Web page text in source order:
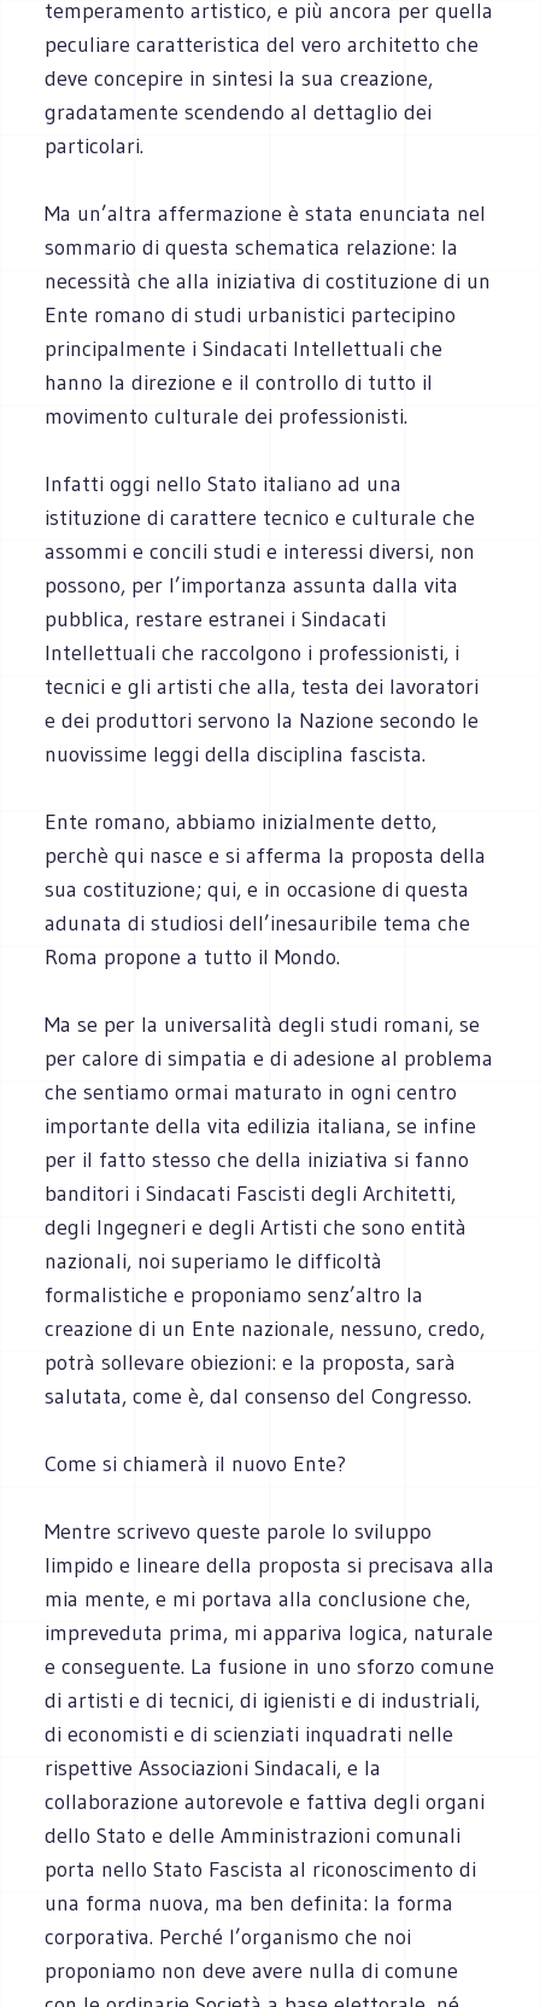
temperamento artistico, e più ancora per quella
peculiare caratteristica del vero architetto che
deve concepire in sintesi la sua creazione,
gradatamente scendendo al dettaglio dei
particolari.
Ma un’altra affermazione è stata enunciata nel
sommario di questa schematica relazione: la
necessità che alla iniziativa di costituzione di un
Ente romano di studi urbanistici partecipino
principalmente i Sindacati Intellettuali che
hanno la direzione e il controllo di tutto il
movimento culturale dei professionisti.
Infatti oggi nello Stato italiano ad una
istituzione di carattere tecnico e culturale che
assommi e concili studi e interessi diversi, non
possono, per l’importanza assunta dalla vita
pubblica, restare estranei i Sindacati
Intellettuali che raccolgono i professionisti, i
tecnici e gli artisti che alla, testa dei lavoratori
e dei produttori servono la Nazione secondo le
nuovissime leggi della disciplina fascista.
Ente romano, abbiamo inizialmente detto,
perchè qui nasce e si afferma la proposta della
sua costituzione; qui, e in occasione di questa
adunata di studiosi dell’inesauribile tema che
Roma propone a tutto il Mondo.
Ma se per la universalità degli studi romani, se
per calore di simpatia e di adesione al problema
che sentiamo ormai maturato in ogni centro
importante della vita edilizia italiana, se infine
per il fatto stesso che della iniziativa si fanno
banditori i Sindacati Fascisti degli Architetti,
degli Ingegneri e degli Artisti che sono entità
nazionali, noi superiamo le difficoltà
formalistiche e proponiamo senz’altro la
creazione di un Ente nazionale, nessuno, credo,
potrà sollevare obiezioni: e la proposta, sarà
salutata, come è, dal consenso del Congresso.
Come si chiamerà il nuovo Ente?
Mentre scrivevo queste parole lo sviluppo
limpido e lineare della proposta si precisava alla
mia mente, e mi portava alla conclusione che,
impreveduta prima, mi appariva logica, naturale
e conseguente. La fusione in uno sforzo comune
di artisti e di tecnici, di igienisti e di industriali,
di economisti e di scienziati inquadrati nelle
rispettive Associazioni Sindacali, e la
collaborazione autorevole e fattiva degli organi
dello Stato e delle Amministrazioni comunali
porta nello Stato Fascista al riconoscimento di
una forma nuova, ma ben definita: la forma
corporativa. Perché l’organismo che noi
proponiamo non deve avere nulla di comune